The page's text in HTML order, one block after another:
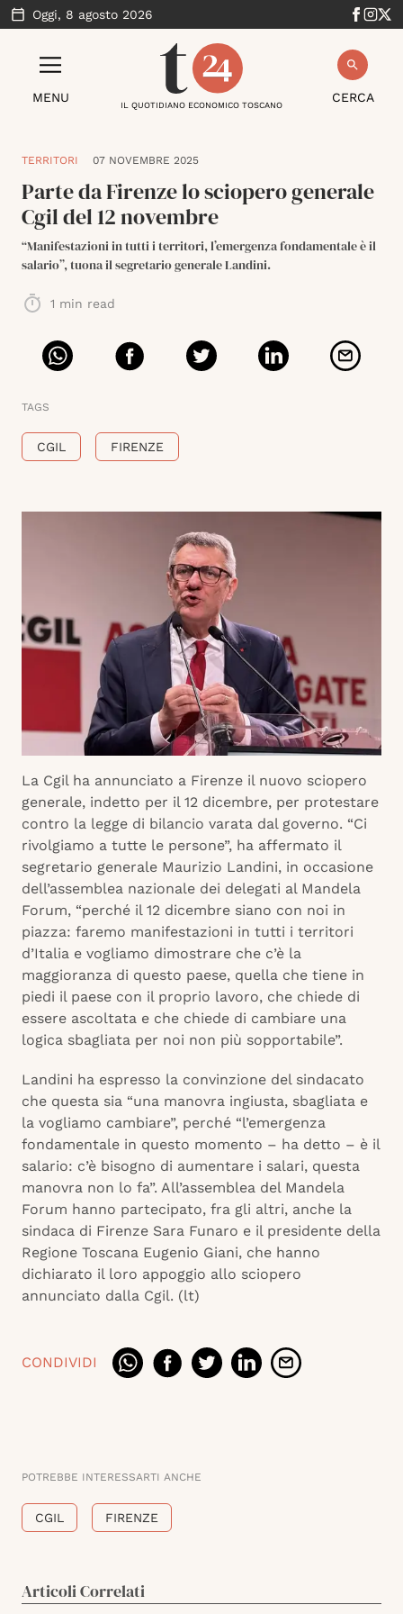
Oggi, 8 agosto 2026
MENU CERCA
IL QUOTIDIANO ECONOMICO TOSCANO
TERRITORI 07 NOVEMBRE 2025
Parte da Firenze lo sciopero generale
Cgil del 12 novembre
“Manifestazioni in tutti i territori, l’emergenza fondamentale è il
salario”, tuona il segretario generale Landini.
1 min read
TAGS
CGIL FIRENZE
La Cgil ha annunciato a Firenze il nuovo sciopero
generale, indetto per il 12 dicembre, per protestare
contro la legge di bilancio varata dal governo. “Ci
rivolgiamo a tutte le persone”, ha affermato il
segretario generale Maurizio Landini, in occasione
dell’assemblea nazionale dei delegati al Mandela
Forum, “perché il 12 dicembre siano con noi in
piazza: faremo manifestazioni in tutti i territori
d’Italia e vogliamo dimostrare che c’è la
maggioranza di questo paese, quella che tiene in
piedi il paese con il proprio lavoro, che chiede di
essere ascoltata e che chiede di cambiare una
logica sbagliata per noi non più sopportabile”.
Landini ha espresso la convinzione del sindacato
che questa sia “una manovra ingiusta, sbagliata e
la vogliamo cambiare”, perché “l’emergenza
fondamentale in questo momento – ha detto – è il
salario: c’è bisogno di aumentare i salari, questa
manovra non lo fa”. All’assemblea del Mandela
Forum hanno partecipato, fra gli altri, anche la
sindaca di Firenze Sara Funaro e il presidente della
Regione Toscana Eugenio Giani, che hanno
dichiarato il loro appoggio allo sciopero
annunciato dalla Cgil. (lt)
CONDIVIDI
POTREBBE INTERESSARTI ANCHE
CGIL FIRENZE
Articoli Correlati